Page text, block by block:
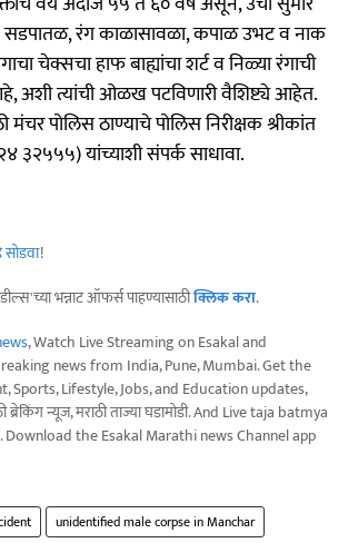
रंग काळासावळा, कपाळ उभट व नाक
चेक्सचा हाफ बाह्यांचा शर्ट व निळ्या रंगाची
अशी त्यांची ओळख पटविणारी वैशिष्ट्ये आहेत.
पोलिस ठाण्याचे पोलिस निरीक्षक श्रीकांत
३२५५५) यांच्याशी संपर्क साधावा.
!
भन्नाट ऑफर्स पाहण्यासाठीक्लिक करा.
, Watch Live Streaming on Esakal and
news from India, Pune, Mumbai. Get the
Sports, Lifestyle, Jobs, and Education updates,
ब्रेकिंग न्यूज, मराठी ताज्या घडामोडी. And Live taja batmya
Download the Esakal Marathi news Channel app
unidentified male corpse in Manchar